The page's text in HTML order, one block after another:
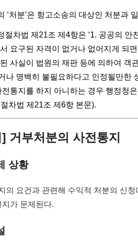
‘처분’은 항고소송의 대상인 처분과
절차법 제21조 제4항은 ‘1. 공공의
요구된 자격이 없거나 없어지게 되
사실이 법원의 재판 등에 의하여 객
나 명백히 불필요하다고 인정될만한
전통지를 하지 아니하는 경우 행정청
차법 제21조 제6항 본문).
거부처분의 사전통지
상황
의 요건과 관련해 수익적 처분의 신
지가 문제된다.